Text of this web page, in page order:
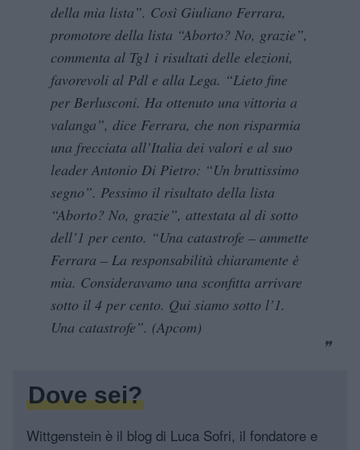
della mia lista”. Così Giuliano Ferrara,
promotore della lista “Aborto? No, grazie”,
commenta al Tg1 i risultati delle elezioni,
favorevoli al Pdl e alla Lega. “Lieto fine
per Berlusconi. Ha ottenuto una vittoria a
valanga”, dice Ferrara, che non risparmia
una frecciata all’Italia dei valori e al suo
leader Antonio Di Pietro: “Un bruttissimo
segno”. Pessimo il risultato della lista
“Aborto? No, grazie”, attestata al di sotto
dell’1 per cento. “Una catastrofe – ammette
Ferrara – La responsabilità chiaramente è
mia. Consideravamo una sconfitta arrivare
sotto il 4 per cento. Qui siamo sotto l’1.
Una catastrofe”. (Apcom)
Dove sei?
Wittgenstein è il blog di Luca Sofri, il fondatore e